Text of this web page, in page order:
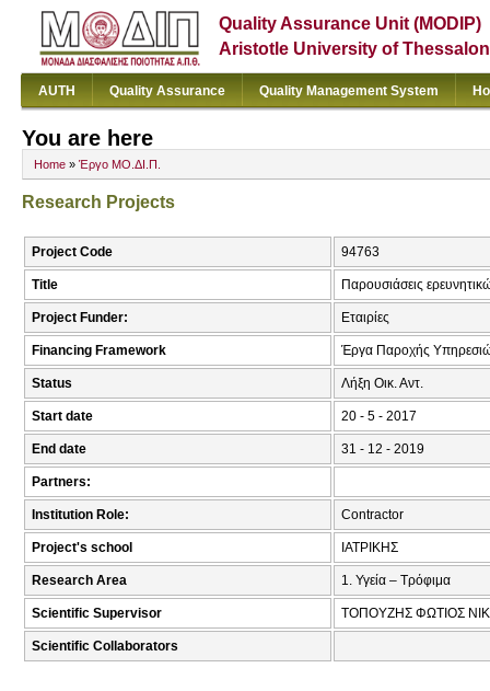
Quality Assurance Unit (MODIP)
Aristotle University of
AUTH Quality Assurance Quality Management System
You are here
Home » Έργο ΜΟ.ΔΙ.Π.
Research Projects
Project Code 94763
Title Παρουσιάσεις
Project Funder: Εταιρίες
Financing Framework Έργα Παροχής
Status Λήξη Οικ. Αντ.
Start date 20 - 5 - 2017
End date 31 - 12 - 2019
Partners:
Institution Role: Contractor
Project's school ΙΑΤΡΙΚΗΣ
Research Area 1. Υγεία – Τρόφιμα
Scientific Supervisor ΤΟΠΟΥΖΗΣ ΦΩΤΙΟΣ
Scientific Collaborators